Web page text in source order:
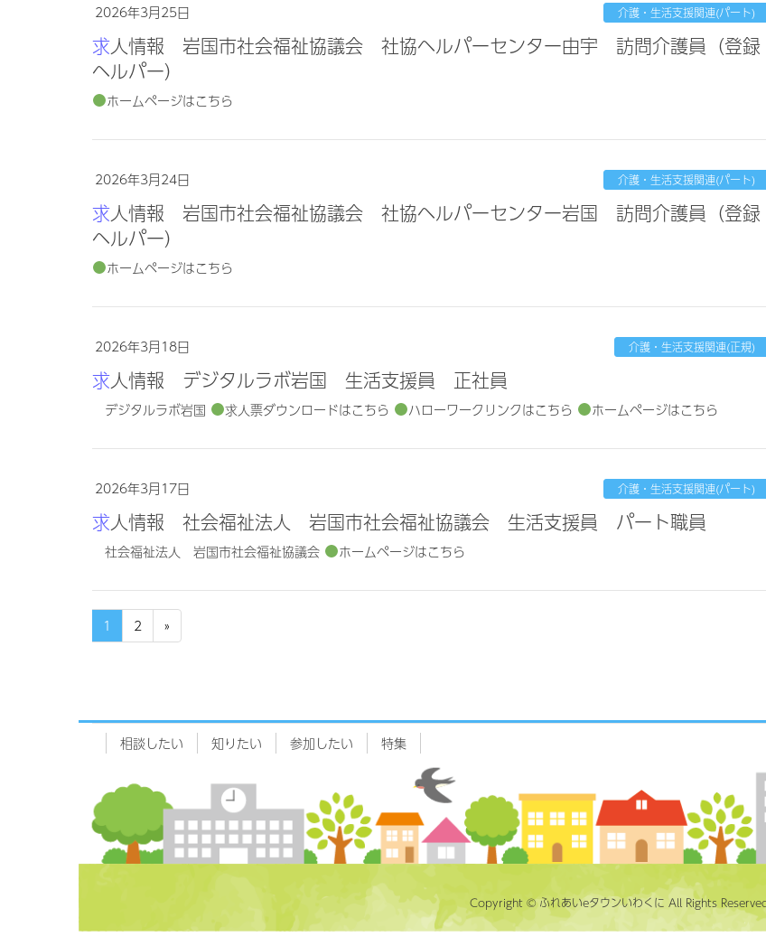
2026年3月25日 介護・生活支援関連(パート)
求人情報 岩国市社会福祉協議会 社協ヘルパーセンター由宇 訪問介護員（登録
ヘルパー）
ホームページはこちら
2026年3月24日 介護・生活支援関連(パート)
求人情報 岩国市社会福祉協議会 社協ヘルパーセンター岩国 訪問介護員（登録
ヘルパー）
ホームページはこちら
2026年3月18日 介護・生活支援関連(正規)
求人情報 デジタルラボ岩国 生活支援員 正社員
デジタルラボ岩国 求人票ダウンロードはこちら ハローワークリンクはこちら ホームページはこちら
2026年3月17日 介護・生活支援関連(パート)
求人情報 社会福祉法人 岩国市社会福祉協議会 生活支援員 パート職員
社会福祉法人 岩国市社会福祉協議会 ホームページはこちら
1 2 »
相談したい 知りたい 参加したい 特集
Copyright © ふれあいeタウンいわくに All Rights